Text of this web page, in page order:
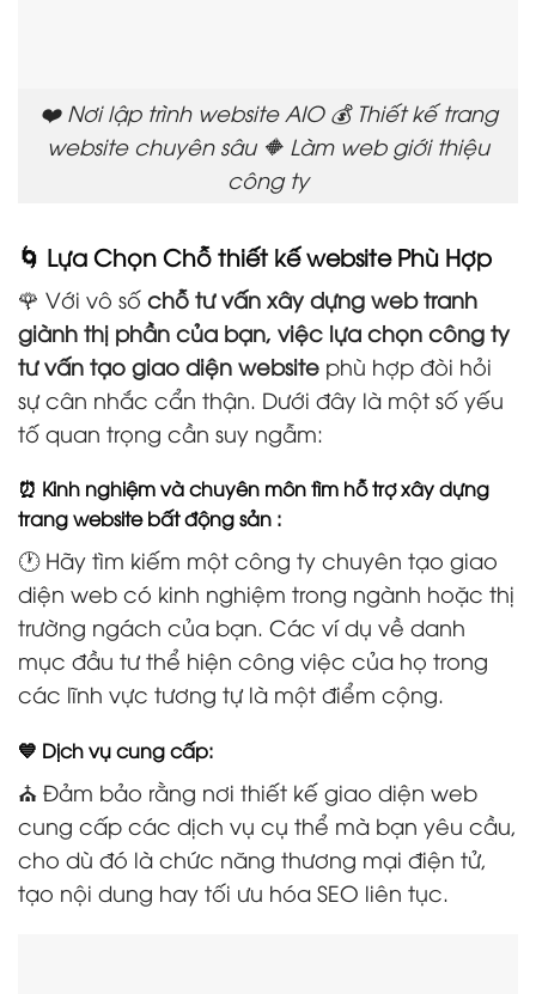
❤️ Nơi lập trình website AIO 💰 Thiết kế trang
website chuyên sâu 🔶 Làm web giới thiệu
công ty
🌀 Lựa Chọn Chỗ thiết kế website Phù Hợp
🌹 Với vô số chỗ tư vấn xây dựng web tranh
giành thị phần của bạn, việc lựa chọn công ty
tư vấn tạo giao diện website phù hợp đòi hỏi
sự cân nhắc cẩn thận. Dưới đây là một số yếu
tố quan trọng cần suy ngẫm:
⏰ Kinh nghiệm và chuyên môn tìm hỗ trợ xây dựng
trang website bất động sản :
🕐 Hãy tìm kiếm một công ty chuyên tạo giao
diện web có kinh nghiệm trong ngành hoặc thị
trường ngách của bạn. Các ví dụ về danh
mục đầu tư thể hiện công việc của họ trong
các lĩnh vực tương tự là một điểm cộng.
💙 Dịch vụ cung cấp:
⛪ Đảm bảo rằng nơi thiết kế giao diện web
cung cấp các dịch vụ cụ thể mà bạn yêu cầu,
cho dù đó là chức năng thương mại điện tử,
tạo nội dung hay tối ưu hóa SEO liên tục.